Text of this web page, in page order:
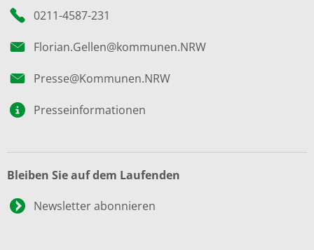
0211-4587-231
Florian.Gellen@kommunen.NRW
Presse@Kommunen.NRW
Presseinformationen
Bleiben Sie auf dem Laufenden
Newsletter abonnieren